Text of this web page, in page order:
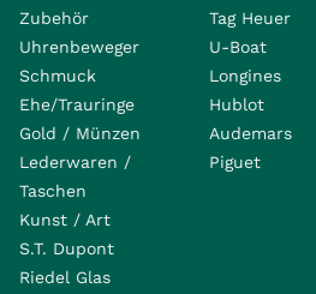
Zubehör
Uhrenbeweger
Schmuck
Ehe/Trauringe
Gold / Münzen
Lederwaren /
Taschen
Kunst / Art
S.T. Dupont
Riedel Glas
Tag Heuer
U-Boat
Longines
Hublot
Audemars
Piguet